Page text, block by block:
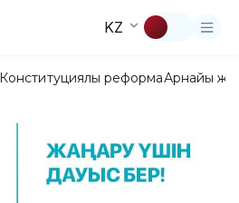
KZ
Конституциялық реформаАрнайы